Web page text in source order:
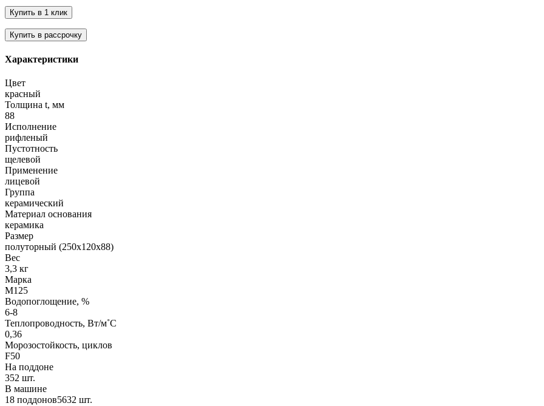
Характеристики
Цвет
красный
Толщина t, мм
88
Исполнение
рифленый
Пустотность
щелевой
Применение
лицевой
Группа
керамический
Материал основания
керамика
Размер
полуторный (250х120х88)
Вес
3,3 кг
Марка
М125
Водопоглощение, %
6-8
Теплопроводность, Вт/м˚С
0,36
Морозостойкость, циклов
F50
На поддоне
352 шт.
В машине
18 поддонов5632 шт.